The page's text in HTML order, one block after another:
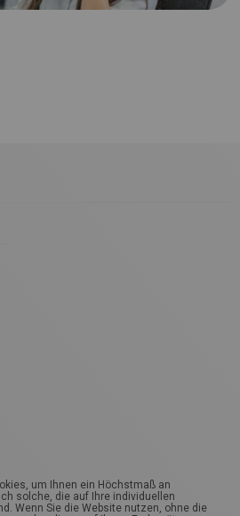
um Ihnen ein Höchstmaß an
solche, die auf Ihre individuellen
Wenn Sie die Website nutzen, ohne die